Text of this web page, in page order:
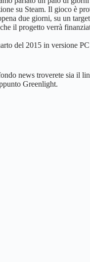
su Steam. Il gioco è
due giorni, su un
il progetto verrà
del 2015 in versione
news troverete sia il
Greenlight.